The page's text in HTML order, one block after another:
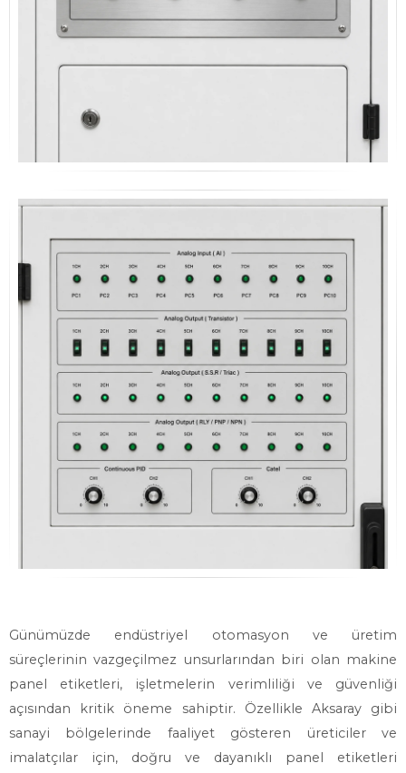
Günümüzde endüstriyel otomasyon ve üretim
süreçlerinin vazgeçilmez unsurlarından biri olan makine
panel etiketleri, işletmelerin verimliliği ve güvenliği
açısından kritik öneme sahiptir. Özellikle Aksaray gibi
sanayi bölgelerinde faaliyet gösteren üreticiler ve
imalatçılar için, doğru ve dayanıklı panel etiketleri